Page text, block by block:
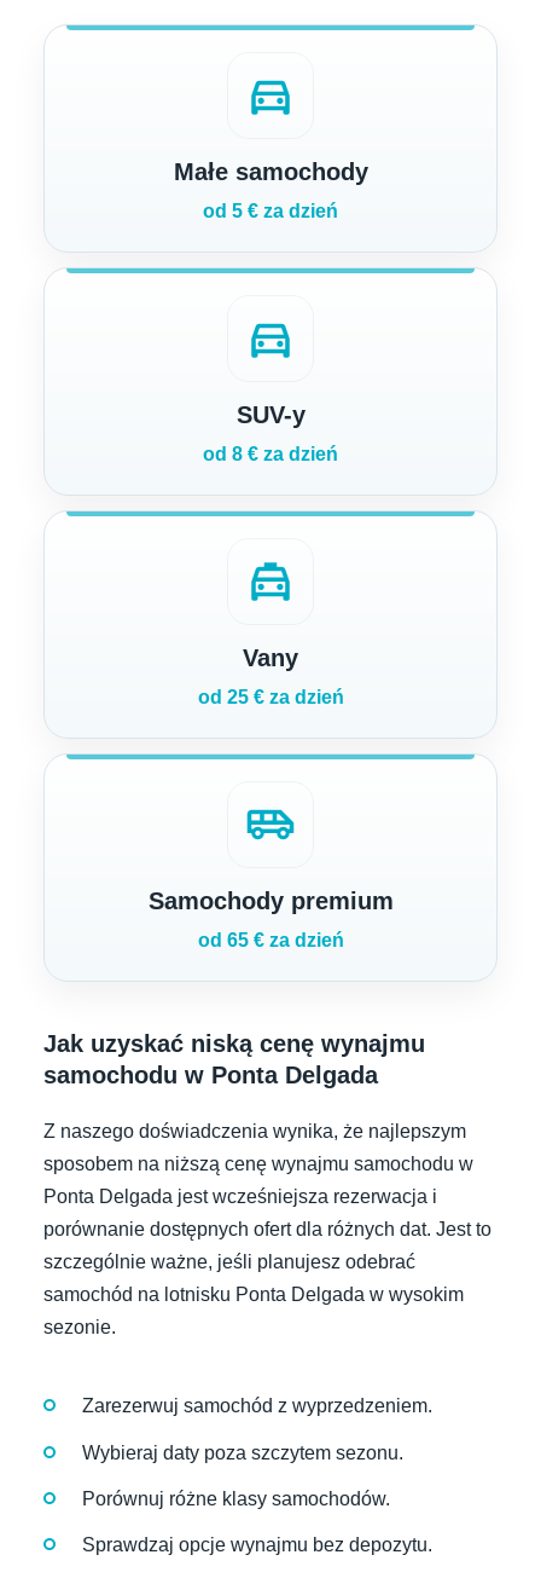
directions_car
Małe samochody
od 5 € za dzień
directions_car
SUV-y
od 8 € za dzień
local_taxi
Vany
od 25 € za dzień
airport_shuttle
Samochody premium
od 65 € za dzień
Jak uzyskać niską cenę wynajmu
samochodu w Ponta Delgada
Z naszego doświadczenia wynika, że najlepszym
sposobem na niższą cenę wynajmu samochodu w
Ponta Delgada jest wcześniejsza rezerwacja i
porównanie dostępnych ofert dla różnych dat. Jest to
szczególnie ważne, jeśli planujesz odebrać
samochód na lotnisku Ponta Delgada w wysokim
sezonie.
Zarezerwuj samochód z wyprzedzeniem.
Wybieraj daty poza szczytem sezonu.
Porównuj różne klasy samochodów.
Sprawdzaj opcje wynajmu bez depozytu.